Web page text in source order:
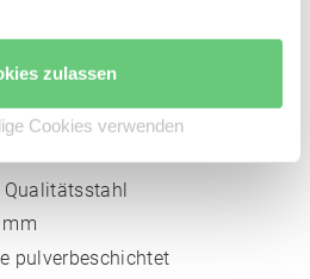
zulassen
Cookies verwenden
Qualitätsstahl
pulverbeschichtet